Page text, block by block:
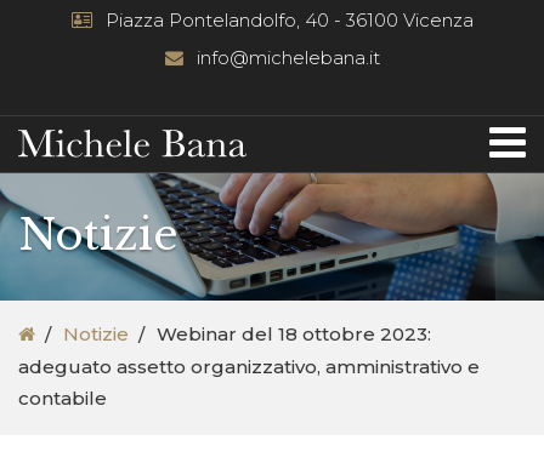
Piazza Pontelandolfo, 40 - 36100 Vicenza
info@michelebana.it
Notizie
Notizie
Webinar del 18 ottobre 2023:
adeguato assetto organizzativo, amministrativo e
contabile